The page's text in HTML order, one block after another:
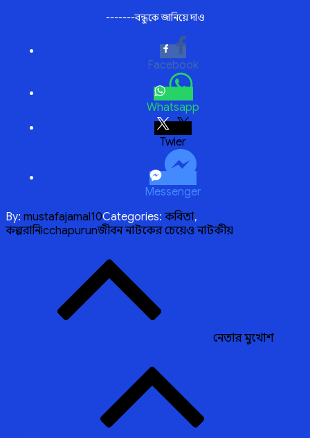
-------বন্ধুকে জানিয়ে দাও
Facebook
Whatsapp
Twitter
Messenger
By: mustafajamal10Categories: কবিতা,
কল্পরানিicchapurunজীবন নাটকের চেয়েও নাটকীয়
নেতার মুখোশ